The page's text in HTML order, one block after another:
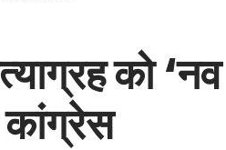
को ‘नव
कांग्रेस